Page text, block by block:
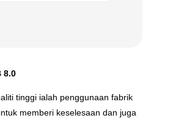
8.0
tinggi ialah penggunaan fabrik
memberi keselesaan dan juga